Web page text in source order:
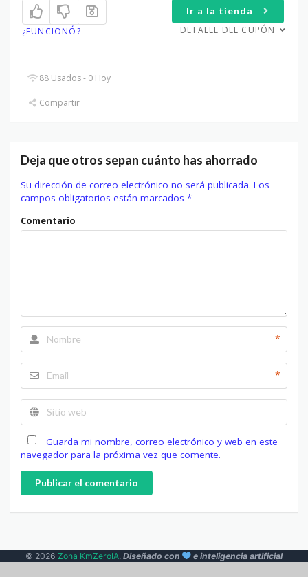
¿FUNCIONÓ?
Ir a la tienda
DETALLE DEL CUPÓN
88 Usados - 0 Hoy
Compartir
Deja que otros sepan cuánto has ahorrado
Su dirección de correo electrónico no será publicada. Los
campos obligatorios están marcados *
Comentario
*
*
Guarda mi nombre, correo electrónico y web en este
navegador para la próxima vez que comente.
Publicar el comentario
© 2026 Zona KmZeroIA. Diseñado con e inteligencia artificial